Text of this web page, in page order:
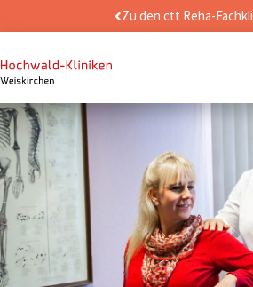
Inhalt
springen
Zu den ctt Reha-